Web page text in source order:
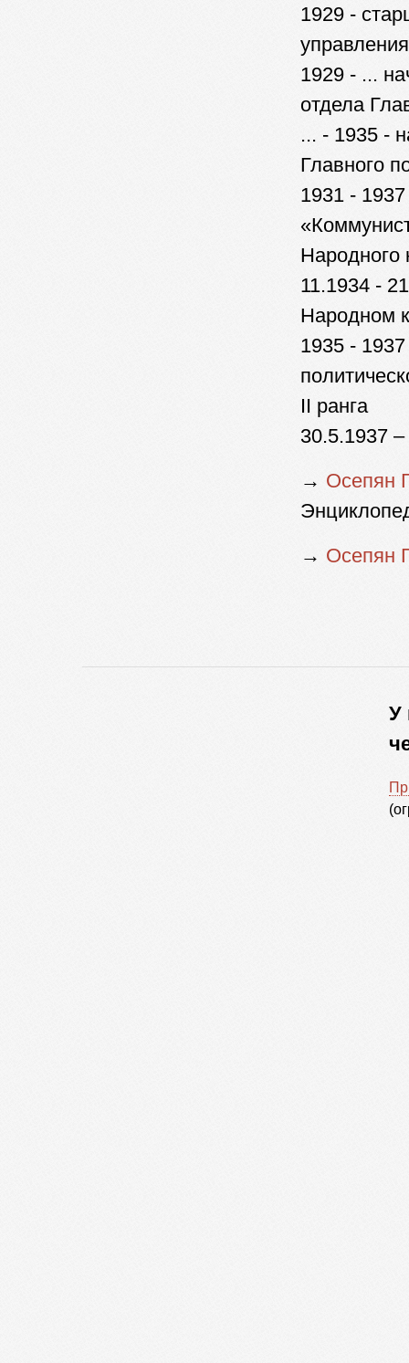
1929 -
1929 - ...
отдела
... - 1935 -
Главного
1931 -
11.1934 -
Народном
1935 -
II ранга
30.5.1937
→ Осепян
→ Осепян
У